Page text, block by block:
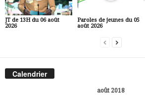
JT de 13H du 06 août
2026
Paroles de jeunes du 05
août 2026
Calendrier
août 2018